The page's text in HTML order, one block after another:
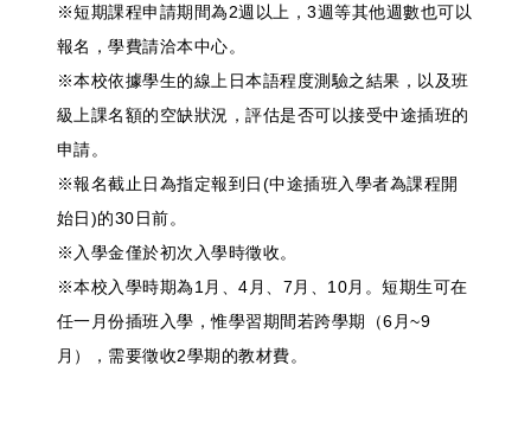
※短期課程申請期間為2週以上，3週等其他週數也可以
報名，學費請洽本中心。
※本校依據學生的線上日本語程度測驗之結果，以及班
級上課名額的空缺狀況，評估是否可以接受中途插班的
申請。
※報名截止日為指定報到日(中途插班入學者為課程開
始日)的30日前。
※入學金僅於初次入學時徵收。
※本校入學時期為1月、4月、7月、10月。短期生可在
任一月份插班入學，惟學習期間若跨學期（6月~9
月），需要徵收2學期的教材費。